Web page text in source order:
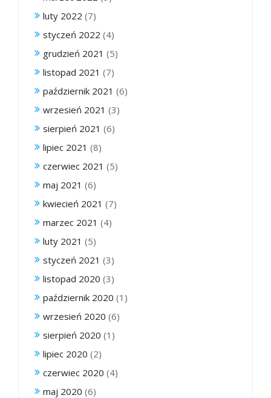
luty 2022 (7)
styczeń 2022 (4)
grudzień 2021 (5)
listopad 2021 (7)
październik 2021 (6)
wrzesień 2021 (3)
sierpień 2021 (6)
lipiec 2021 (8)
czerwiec 2021 (5)
maj 2021 (6)
kwiecień 2021 (7)
marzec 2021 (4)
luty 2021 (5)
styczeń 2021 (3)
listopad 2020 (3)
październik 2020 (1)
wrzesień 2020 (6)
sierpień 2020 (1)
lipiec 2020 (2)
czerwiec 2020 (4)
maj 2020 (6)